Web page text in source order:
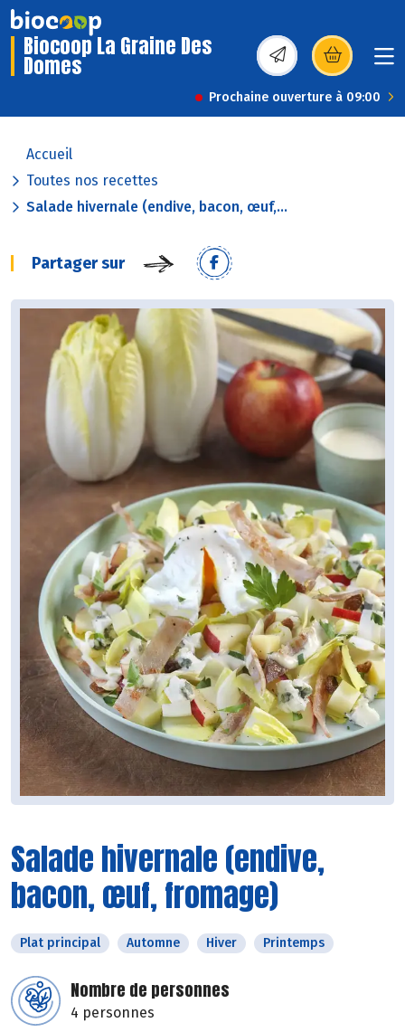
Biocoop La Graine Des
Domes (s’ouvre dans une
Prochaine ouverture à 09:00
Accueil
Toutes nos recettes
Salade hivernale (endive, bacon, œuf,...
Partager sur
Salade hivernale (endive,
bacon, œuf, fromage)
Plat principal Automne Hiver Printemps
Nombre de personnes
4 personnes